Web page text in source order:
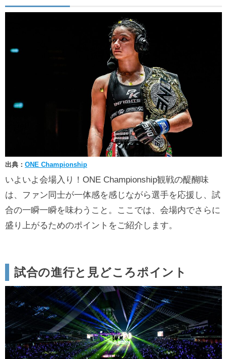
出典： ONE Championship
いよいよ会場入り！ONE Championship観戦の醍醐味
は、ファン同士が一体感を感じながら選手を応援し、試
合の一瞬一瞬を味わうこと。ここでは、会場内でさらに
盛り上がるためのポイントをご紹介します。
試合の進行と見どころポイント